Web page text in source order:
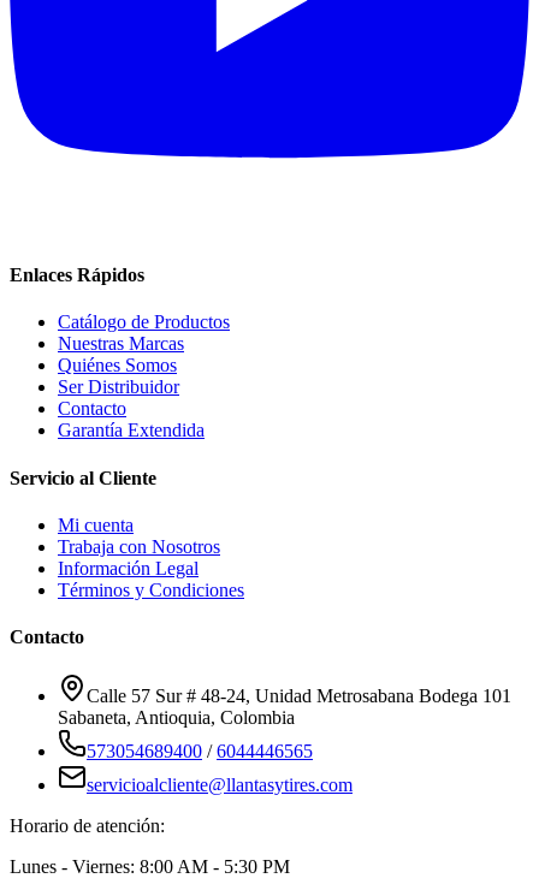
Enlaces Rápidos
Catálogo de Productos
Nuestras Marcas
Quiénes Somos
Ser Distribuidor
Contacto
Garantía Extendida
Servicio al Cliente
Mi cuenta
Trabaja con Nosotros
Información Legal
Términos y Condiciones
Contacto
Calle 57 Sur # 48-24, Unidad Metrosabana Bodega 101
Sabaneta, Antioquia, Colombia
573054689400 /6044446565
servicioalcliente@llantasytires.com
Horario de atención:
Lunes - Viernes: 8:00 AM - 5:30 PM